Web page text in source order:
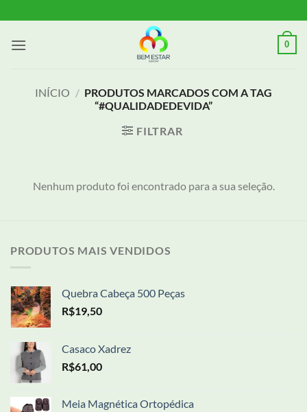
to
content
0
INÍCIO / PRODUTOS MARCADOS COM A TAG
“#QUALIDADEDEVIDA”
FILTRAR
Nenhum produto foi encontrado para a sua seleção.
PRODUTOS MAIS VENDIDOS
Quebra Cabeça 500 Peças
R$19,50
Casaco Xadrez
R$61,00
Meia Magnética Ortopédica